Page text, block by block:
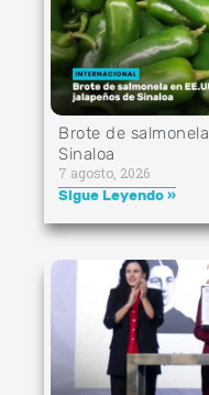
Brote de
Sinaloa
7 agosto, 2026
Sigue Leyendo »